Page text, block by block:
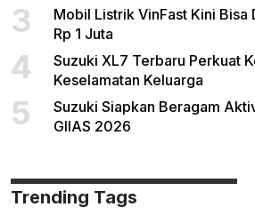
3
Mobil Listrik VinFast Kini Bisa
Rp 1 Juta
4
Suzuki XL7 Terbaru Perkuat
Keselamatan Keluarga
5
Suzuki Siapkan Beragam
GIIAS 2026
Trending Tags